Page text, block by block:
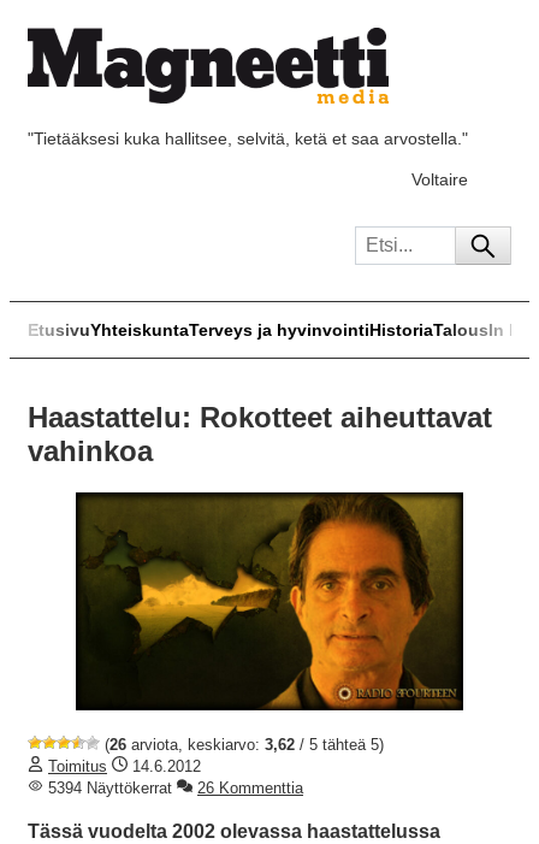
"Tietääksesi kuka hallitsee, selvitä, ketä et saa arvostella."
Voltaire
EtusivuYhteiskuntaTerveys ja hyvinvointiHistoriaTalousIn
Haastattelu: Rokotteet aiheuttavat
vahinkoa
(26 arviota, keskiarvo: 3,62 / 5 tähteä 5)
Toimitus
14.6.2012
5394 Näyttökerrat
26 Kommenttia
Tässä vuodelta 2002 olevassa haastattelussa